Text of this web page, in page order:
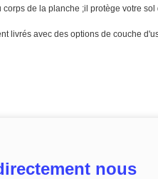
de la planche ;il protège votre
livrés avec des options de couche
nous